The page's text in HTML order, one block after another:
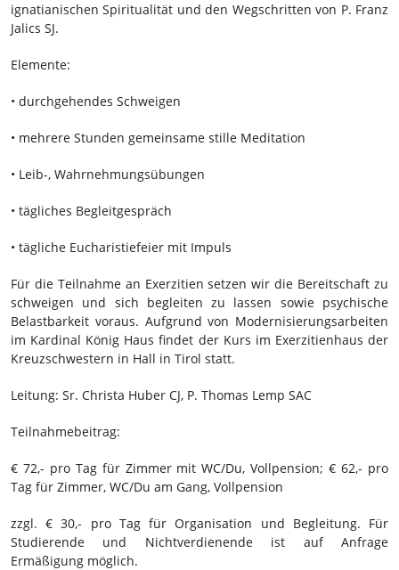
ignatianischen Spiritualität und den Wegschritten von P. Franz
Jalics SJ.
Elemente:
• durchgehendes Schweigen
• mehrere Stunden gemeinsame stille Meditation
• Leib-, Wahrnehmungsübungen
• tägliches Begleitgespräch
• tägliche Eucharistiefeier mit Impuls
Für die Teilnahme an Exerzitien setzen wir die Bereitschaft zu
schweigen und sich begleiten zu lassen sowie psychische
Belastbarkeit voraus. Aufgrund von Modernisierungsarbeiten
im Kardinal König Haus findet der Kurs im Exerzitienhaus der
Kreuzschwestern in Hall in Tirol statt.
Leitung: Sr. Christa Huber CJ, P. Thomas Lemp SAC
Teilnahmebeitrag:
€ 72,- pro Tag für Zimmer mit WC/Du, Vollpension;€ 62,- pro
Tag für Zimmer, WC/Du am Gang, Vollpension
zzgl. € 30,- pro Tag für Organisation und Begleitung. Für
Studierende und Nichtverdienende ist auf Anfrage
Ermäßigung möglich.